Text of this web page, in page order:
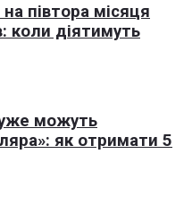
півтора місяця
коли діятимуть
можуть
як отримати 5